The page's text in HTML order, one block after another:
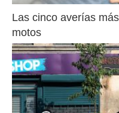
Las cinco averías
motos